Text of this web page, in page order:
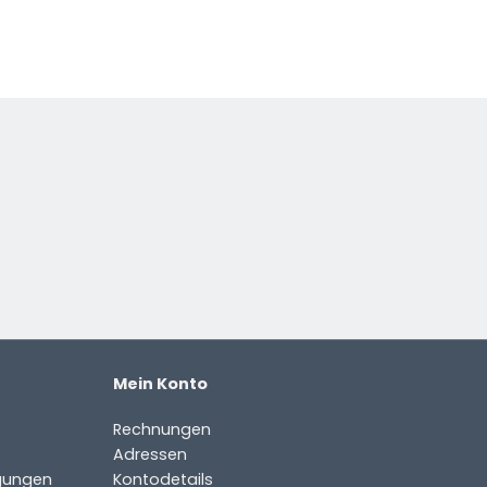
Mein Konto
Rechnungen
Adressen
Kontodetails